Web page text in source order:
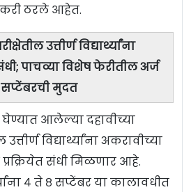
ठरले आहेत.
उत्तीर्ण विद्यार्थ्यांना
पाचव्या विशेष फेरीतील अर्ज
मुदत
आलेल्या दहावीच्या
विद्यार्थ्यांना अकरावीच्या
संधी मिळणार आहे.
४ ते ८ सप्टेंबर या कालावधीत